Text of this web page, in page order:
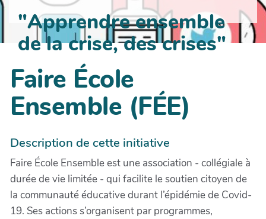
"Apprendre ensemble
de la crise, des crises"
Faire École
Ensemble (FÉE)
Description de cette initiative
Faire École Ensemble est une association - collégiale à
durée de vie limitée - qui facilite le soutien citoyen de
la communauté éducative durant l’épidémie de Covid-
19. Ses actions s’organisent par programmes,